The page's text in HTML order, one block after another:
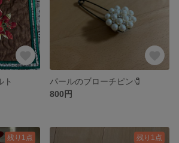
ト
パールのブローチピン🧷
800円
残り1点 残り1点